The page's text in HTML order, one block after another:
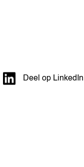
Deel op LinkedIn